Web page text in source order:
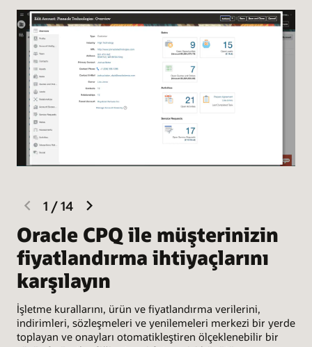
previous
slide
1 /14
Oracle CPQ ile müşterinizin
fiyatlandırma ihtiyaçlarını
karşılayın
İşletme kurallarını, ürün ve fiyatlandırma verilerini,
indirimleri, sözleşmeleri ve yenilemeleri merkezi bir yerde
toplayan ve onayları otomatikleştiren ölçeklenebilir bir